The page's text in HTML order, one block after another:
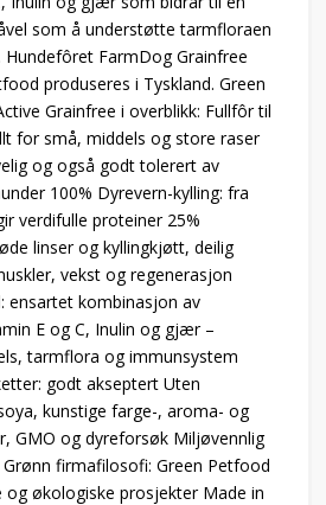
som å understøtte tarmfloraen
FarmDog Grainfree
produseres i Tyskland. Green
Grainfree i overblikk: Fullfôr til
for små, middels og store raser
og også godt tolerert av
100% Dyrevern-kylling: fra
verdifulle proteiner 25%
linser og kyllingkjøtt, deilig
vekst og regenerasjon
ensartet kombinasjon av
E og C, Inulin og gjær –
tarmflora og immunsystem
godt akseptert Uten
kunstige farge-, aroma- og
GMO og dyreforsøk Miljøvennlig
firmafilosofi: Green Petfood
økologiske prosjekter Made in